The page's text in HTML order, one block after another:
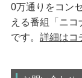
0万通りをコン
える番組「ニ
です。 詳細はコ